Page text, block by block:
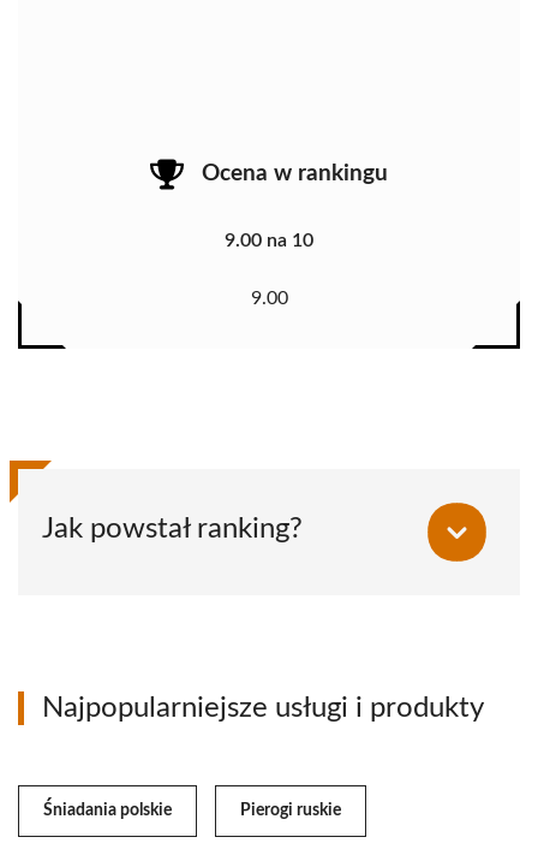
Ocena w rankingu
9.00 na 10
9.00
Jak powstał ranking?
Najpopularniejsze usługi i produkty
Śniadania polskie Pierogi ruskie